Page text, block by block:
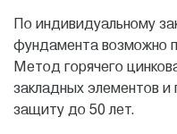
По индивидуальному
фундамента возможно
Метод горячего
закладных элементов и
защиту до 50 лет.